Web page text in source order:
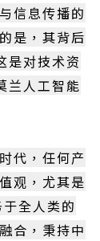
信息传播的
是，其背后
是对技术资
兰人工智能
代，任何产
观，尤其是
全人类的
合，秉持中